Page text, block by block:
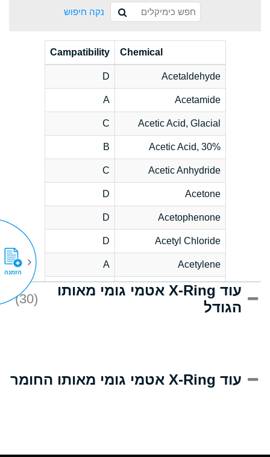
נקה חיפוש
Chemical
Campatibility
Acetaldehyde
D
Acetamide
A
Acetic Acid, Glacial
C
Acetic Acid, 30%
B
Acetic Anhydride
C
Acetone
D
Acetophenone
D
Acetyl Chloride
D
Acetylene
A
Acrlylonitrile
D
Adipic Acid
(Aqueous)
עוד X-Ring אטמי גומי מאותו
הגודל
(30)
עוד X-Ring אטמי גומי מאותו החומר
הזמנה